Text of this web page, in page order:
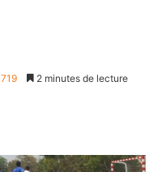
719 2 minutes de lecture